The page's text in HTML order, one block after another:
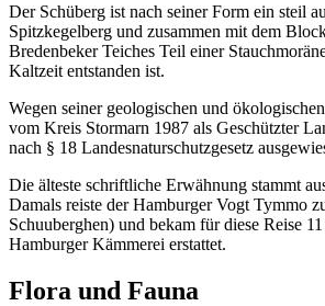
Der Schüberg ist nach seiner Form ein steil
Spitzkegelberg und zusammen mit dem
Bredenbeker Teiches Teil einer
Kaltzeit entstanden ist.
Wegen seiner geologischen und
vom Kreis Stormarn 1987 als Geschützter
nach § 18 Landesnaturschutzgesetz
Die älteste schriftliche Erwähnung stammt
Damals reiste der Hamburger Vogt Tymmo
Schuuberghen) und bekam für diese Reise
Hamburger Kämmerei erstattet.
Flora und Fauna